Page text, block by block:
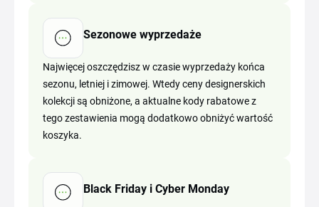
Sezonowe wyprzedaże
Najwięcej oszczędzisz w czasie wyprzedaży końca
sezonu, letniej i zimowej. Wtedy ceny designerskich
kolekcji są obniżone, a aktualne kody rabatowe z
tego zestawienia mogą dodatkowo obniżyć wartość
koszyka.
Black Friday i Cyber Monday